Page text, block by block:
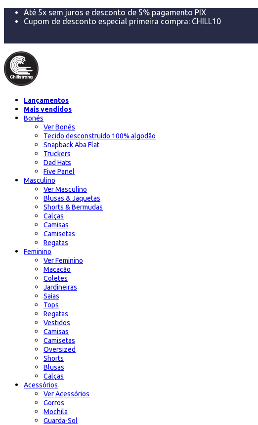
Até 5x sem juros e desconto de 5% pagamento PIX
Cupom de desconto especial primeira compra: CHILL10
Lançamentos
Mais vendidos
Bonés
Ver Bonés
Tecido desconstruído 100% algodão
Snapback Aba Flat
Truckers
Dad Hats
Five Panel
Masculino
Ver Masculino
Blusas & Jaquetas
Shorts & Bermudas
Calças
Camisas
Camisetas
Regatas
Feminino
Ver Feminino
Macacão
Coletes
Jardineiras
Saias
Tops
Regatas
Vestidos
Camisas
Camisetas
Oversized
Shorts
Blusas
Calças
Acessórios
Ver Acessórios
Gorros
Mochila
Guarda-Sol